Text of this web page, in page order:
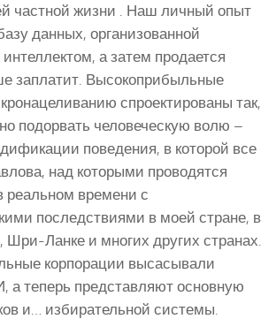
частной жизни . Наш личный опыт
данных, организованной
а затем продается
заплатит. Высокоприбыльные
спроектированы так,
подорвать человеческую волю –
поведения, в которой все
над которыми проводятся
реальном времени с
последствиями в моей стране, в
Ланке и многих других странах.
корпорации высасывали
а теперь представляют основную
и… избирательной системы.